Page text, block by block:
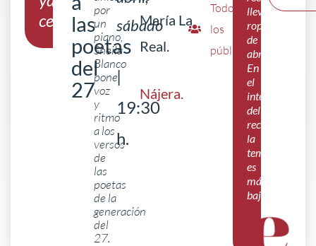
celebrado
las
poetas
del
27
por
un
piano,
Sheila
Blanco
pone
voz
y
ritmo
a los
versos
de
las
poetas
de la
generación
del
27.
sábado
|
19:30
h.
María La
Real.
Nájera
Todos
los
públicos
llevar
ropa
de
abrigo.
En
el
interior
del
recinto
la
temperatura
es
más
baja.